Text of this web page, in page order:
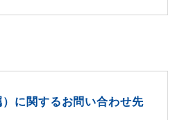
に関するお問い合わせ先